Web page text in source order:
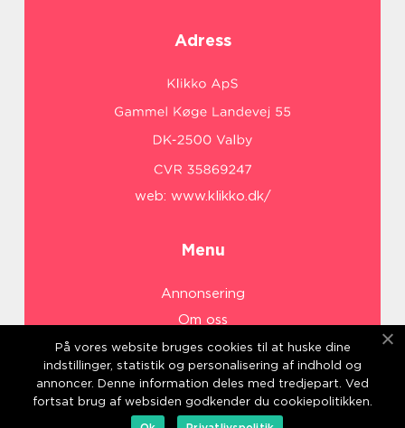
Adress
web: www.klikko.dk/
Menu
Annonsering
Om oss
Cookies
Kontakta oss
Sitemap
På vores website bruges cookies til at huske dine
indstillinger, statistik og personalisering af indhold og
annoncer. Denne information deles med tredjepart. Ved
fortsat brug af websiden godkender du cookiepolitikken.